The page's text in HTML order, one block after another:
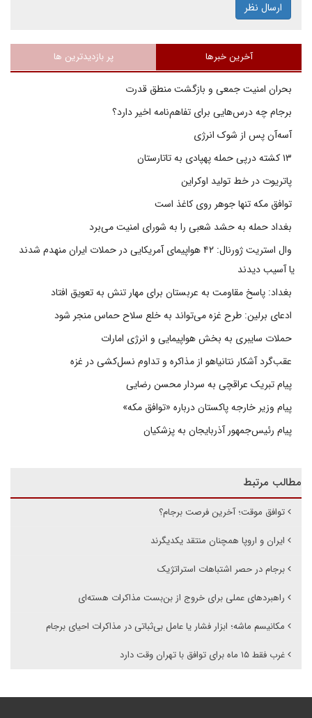
ارسال نظر
آخرین خبرها پر بازدیدترین ها
بحران امنیت جمعی و بازگشت منطق قدرت
برجام چه درس‌هایی برای تفاهم‌نامه اخیر دارد؟
آسه‌آن پس از شوک انرژی
پاتریوت در خط تولید اوکراین
توافق مکه تنها جوهر روی کاغذ است
بغداد حمله به حشد شعبی را به شورای امنیت می‌برد
وال استریت ژورنال: ۴۲ هواپیمای آمریکایی در حملات ایران منهدم شدند
یا آسیب دیدند
بغداد: پاسخ مقاومت به عربستان برای مهار تنش به تعویق افتاد
ادعای برلین: طرح غزه می‌تواند به خلع سلاح حماس منجر شود
حملات سایبری به بخش هواپیمایی و انرژی امارات
عقب‌گرد آشکار نتانیاهو از مذاکره و تداوم نسل‌کشی در غزه
پیام تبریک عراقچی به سردار محسن رضایی
پیام وزیر خارجه پاکستان درباره «توافق مکه»
پیام رئیس‌جمهور آذربایجان به پزشکیان
مطالب مرتبط
توافق موقت؛ آخرین فرصت برجام؟
ایران و اروپا همچنان منتقد یکدیگرند
برجام در حصر اشتباهات استراتژیک
راهبردهای عملی برای خروج از بن‌بست مذاکرات هسته‌ای
مکانیسم ماشه؛ ابزار فشار یا عامل بی‌ثباتی در مذاکرات احیای برجام
غرب فقط ۱۵ ماه برای توافق با تهران وقت دارد